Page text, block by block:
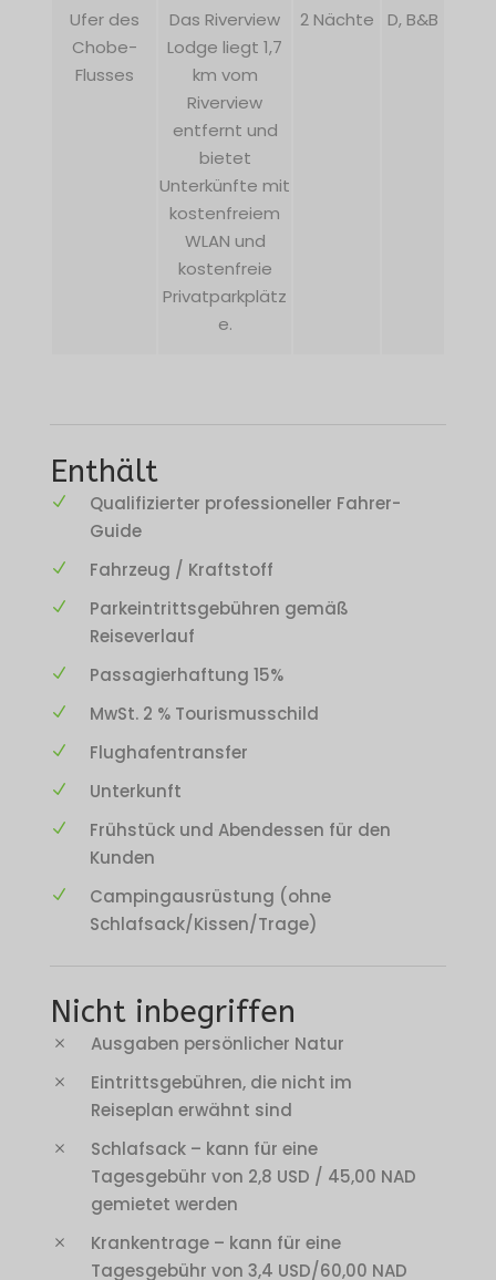
Ufer des
Chobe-
Flusses
Das Riverview
Lodge liegt 1,7
km vom
Riverview
entfernt und
bietet
Unterkünfte mit
kostenfreiem
WLAN und
kostenfreie
Privatparkplätz
e.
2 Nächte D, B&B
Enthält
Qualifizierter professioneller Fahrer-
Guide
Fahrzeug / Kraftstoff
Parkeintrittsgebühren gemäß
Reiseverlauf
Passagierhaftung 15%
MwSt. 2 % Tourismusschild
Flughafentransfer
Unterkunft
Frühstück und Abendessen für den
Kunden
Campingausrüstung (ohne
Schlafsack/Kissen/Trage)
Nicht inbegriffen
Ausgaben persönlicher Natur
Eintrittsgebühren, die nicht im
Reiseplan erwähnt sind
Schlafsack – kann für eine
Tagesgebühr von 2,8 USD / 45,00 NAD
gemietet werden
Krankentrage – kann für eine
Tagesgebühr von 3,4 USD/60,00 NAD